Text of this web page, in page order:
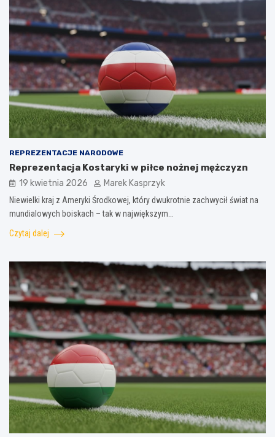
REPREZENTACJE NARODOWE
Reprezentacja Kostaryki w piłce nożnej mężczyzn
19 kwietnia 2026 Marek Kasprzyk
Niewielki kraj z Ameryki Środkowej, który dwukrotnie zachwycił świat na
mundialowych boiskach – tak w największym…
Czytaj dalej